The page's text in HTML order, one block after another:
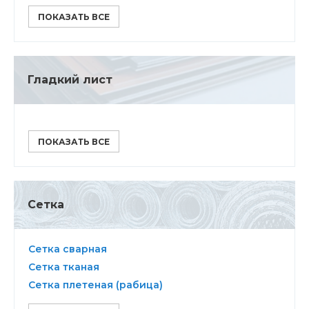
ПОКАЗАТЬ ВСЕ
Гладкий лист
ПОКАЗАТЬ ВСЕ
Сетка
Сетка сварная
Сетка тканая
Сетка плетеная (рабица)